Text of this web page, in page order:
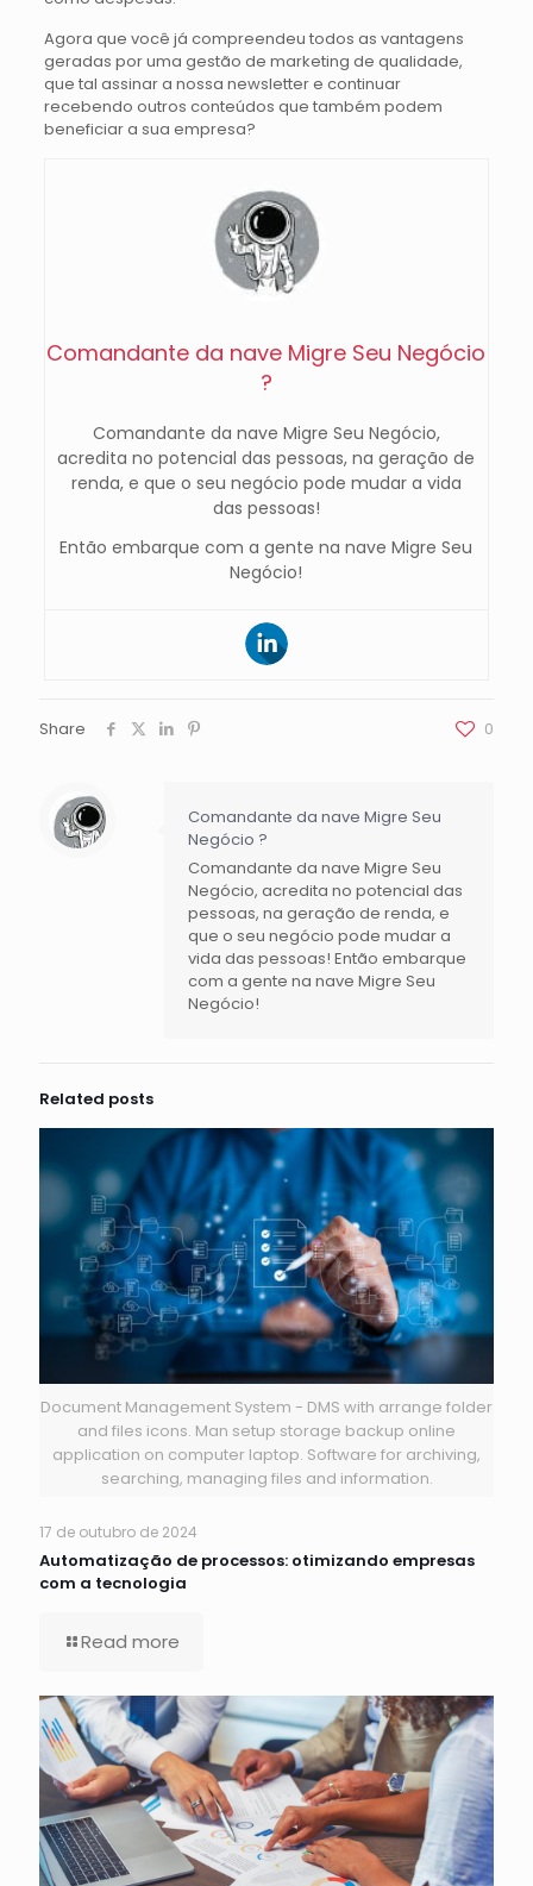
Agora que você já compreendeu todos as vantagens
geradas por uma gestão de marketing de qualidade,
que tal assinar a nossa newsletter e continuar
recebendo outros conteúdos que também podem
beneficiar a sua empresa?
Comandante da nave Migre Seu Negócio
?
Comandante da nave Migre Seu Negócio,
acredita no potencial das pessoas, na geração de
renda, e que o seu negócio pode mudar a vida
das pessoas!
Então embarque com a gente na nave Migre Seu
Negócio!
Share 0
Comandante da nave Migre Seu
Negócio ?
Comandante da nave Migre Seu
Negócio, acredita no potencial das
pessoas, na geração de renda, e
que o seu negócio pode mudar a
vida das pessoas! Então embarque
com a gente na nave Migre Seu
Negócio!
Related posts
Document Management System - DMS with arrange folder
and files icons. Man setup storage backup online
application on computer laptop. Software for archiving,
searching, managing files and information.
17 de outubro de 2024
Automatização de processos: otimizando empresas
com a tecnologia
Read more